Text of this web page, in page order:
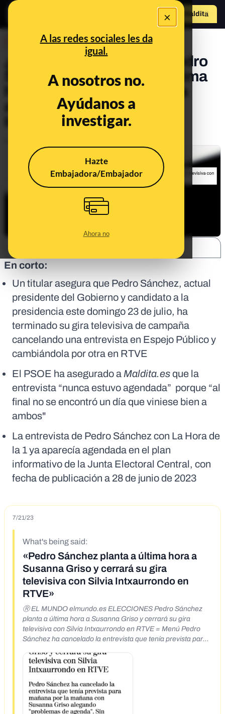
×
A las redes sociales les da
igual.
A nosotros no.
Ayúdanos a
investigar.
Hazte
Embajadora/Embajador
Ahora no
Hazte Maldito
¿Qué sabemos sobre si Pedro
Sánchez ha plantado "a última
hora a Susanna Griso" para
acudir a RTVE con Silvia
Intxaurrondo?
En corto:
Un titular asegura que Pedro Sánchez, actual
presidente del Gobierno y candidato a la
presidencia este domingo 23 de julio, ha
terminado su gira televisiva de campaña
cancelando una entrevista en Espejo Público y
cambiándola por otra en RTVE
El PSOE ha asegurado a Maldita.esque la
entrevista “nunca estuvo agendada” porque “al
final no se encontró un día que viniese bien a
ambos"
La entrevista de Pedro Sánchez con La Hora de
la 1 ya aparecía agendada en el plan
informativo de la Junta Electoral Central, con
fecha de publicación a 28 de junio de 2023
7/21/23
What's being said:
«Pedro Sánchez planta a última hora a
Susanna Griso y cerrará su gira
televisiva con Silvia Intxaurrondo en
RTVE»
Ⓡ EL MUNDO elmundo.es ELECCIONES Pedro Sánchez
planta a última hora a Susanna Griso y cerrará su gira
televisiva con Silvia Intxaurrondo en RTVE = Menú Pedro
Sánchez ha cancelado la entrevista que tenía prevista para
"problemas de agenda". Sin embargo, el presidente sí
estará con Silvia Intxaurrondo en La Hora de La 1 X